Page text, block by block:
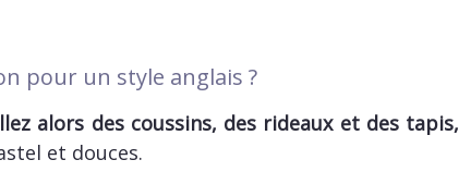
pour un style anglais ?
alors des coussins, des rideaux et des tapis,
et douces.